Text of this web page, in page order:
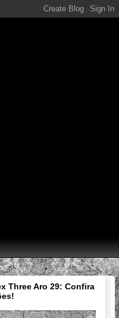
Three Aro 29: Confira